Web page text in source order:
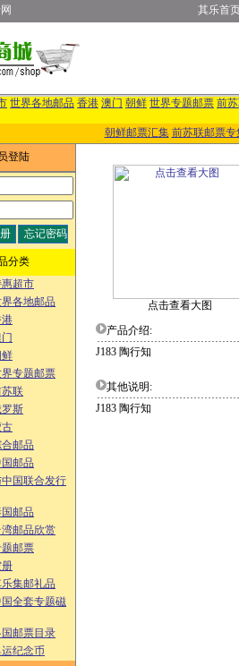
其乐首
世界各地邮品 香港 澳门 朝鲜 世界专题邮票 前
朝鲜邮票汇集 前苏联邮票专
登陆
分类
超市
各地邮品
专题邮票
联
斯
邮品
邮品
国联合发行
邮品
湾邮品欣赏
邮票
册
集邮礼品
全套专题磁
邮票目录
纪念币
点击查看大图
产品介绍:
J183 陶行知
其他说明:
J183 陶行知